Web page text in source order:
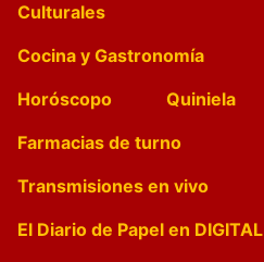
Culturales
Cocina y Gastronomía
Horóscopo
Quiniela
Farmacias de turno
Transmisiones en vivo
El Diario de Papel en DIGITAL